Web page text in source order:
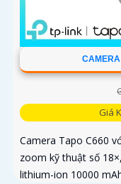
Giá
Camera Tapo C660
zoom kỹ thuật số
lithium-ion 10000